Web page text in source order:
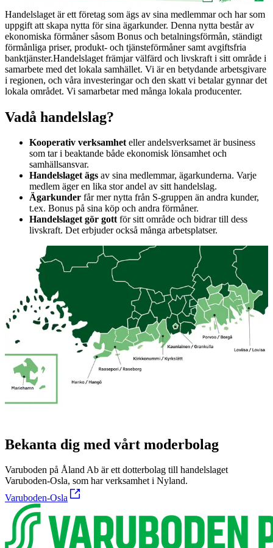
Handelslaget är ett företag som ägs av sina medlemmar och har som
uppgift att skapa nytta för sina ägarkunder. Denna nytta består av
ekonomiska förmåner såsom Bonus och betalningsförmån, ständigt
förmånliga priser, produkt- och tjänsteförmåner samt avgiftsfria
banktjänster.Handelslaget främjar välfärd och livskraft i sitt område i
samarbete med det lokala samhället. Vi är en betydande arbetsgivare
i regionen, och våra investeringar och den skatt vi betalar gynnar det
lokala området. Vi samarbetar med många lokala producenter.
Vadå handelslag?
Kooperativ verksamheteller andelsverksamet är business
som tar i beaktande både ekonomisk lönsamhet och
samhällsansvar.
Handelslaget ägs av sina medlemmar, ägarkunderna. Varje
medlem äger en lika stor andel av sitt handelslag.
Ägarkunder får mer nytta från S-gruppen än andra kunder,
t.ex. Bonus på sina köp och andra förmåner.
Handelslaget gör gottför sitt område och bidrar till dess
livskraft. Det erbjuder också många arbetsplatser.
Bekanta dig med vårt moderbolag
Varuboden på Åland Ab är ett dotterbolag till handelslaget
Varuboden-Osla, som har verksamhet i Nyland.
Varuboden-Osla